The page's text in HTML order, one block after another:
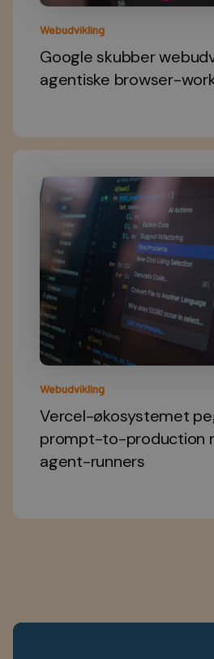
Webudvikling
Google skubber
agentiske browser-
Webudvikling
Vercel-økosystemet
prompt-to-production
agent-runners